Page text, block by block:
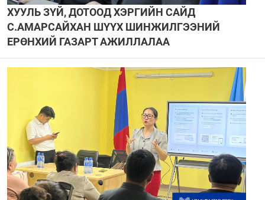
ХУУЛЬ ЗҮЙ, ДОТООД ХЭРГИЙН САЙД
С.АМАРСАЙХАН ШҮҮХ ШИНЖИЛГЭЭНИЙ
ЕРӨНХИЙ ГАЗАРТ АЖИЛЛАЛАА